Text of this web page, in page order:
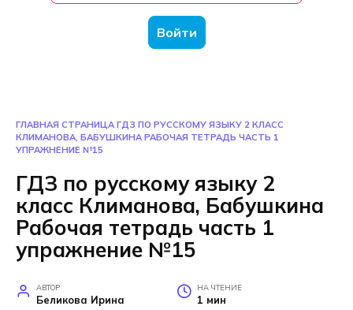
Войти
ГЛАВНАЯ СТРАНИЦА ГДЗ ПО РУССКОМУ ЯЗЫКУ 2 КЛАСС
КЛИМАНОВА, БАБУШКИНА РАБОЧАЯ ТЕТРАДЬ ЧАСТЬ 1
УПРАЖНЕНИЕ №15
ГДЗ по русскому языку 2
класс Климанова, Бабушкина
Рабочая тетрадь часть 1
упражнение №15
АВТОР
Беликова Ирина
НА ЧТЕНИЕ
1 мин